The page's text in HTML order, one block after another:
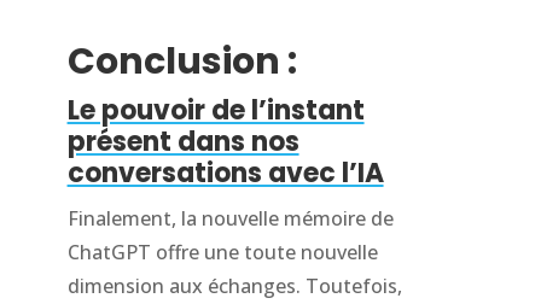
Conclusion :
Le pouvoir de l’instant
présent dans nos
conversations avec l’IA
Finalement, la nouvelle mémoire de
ChatGPT offre une toute nouvelle
dimension aux échanges. Toutefois,